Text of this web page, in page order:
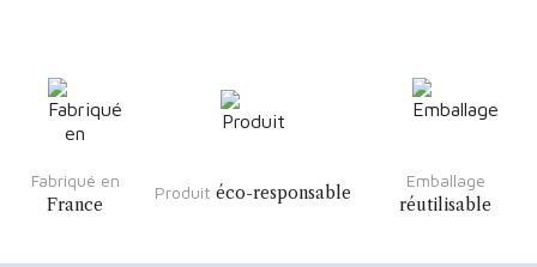
Fabriqué en
France
Produit éco-responsable
Emballage
réutilisable